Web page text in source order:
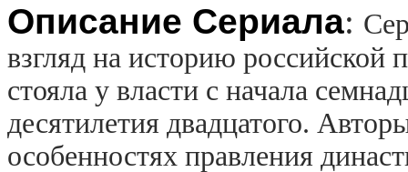
Описание Сериала:
взгляд на историю российской
стояла у власти с начала
десятилетия двадцатого.
особенностях правления